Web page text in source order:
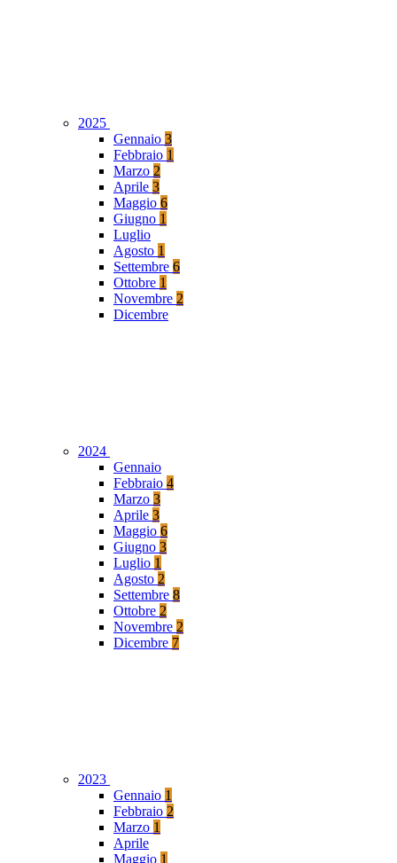
2025
Gennaio 3
Febbraio 1
Marzo 2
Aprile 3
Maggio 6
Giugno 1
Luglio
Agosto 1
Settembre 6
Ottobre 1
Novembre 2
Dicembre
2024
Gennaio
Febbraio 4
Marzo 3
Aprile 3
Maggio 6
Giugno 3
Luglio 1
Agosto 2
Settembre 8
Ottobre 2
Novembre 2
Dicembre 7
2023
Gennaio 1
Febbraio 2
Marzo 1
Aprile
Maggio 1